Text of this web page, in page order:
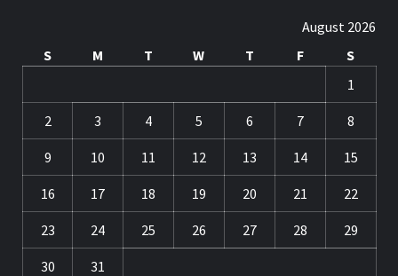
August 2026
S
M T W T F
S
1
2 3 4 5 6 7 8
9 10 11 12 13 14 15
16 17 18 19 20 21 22
23 24 25 26 27 28 29
30
31